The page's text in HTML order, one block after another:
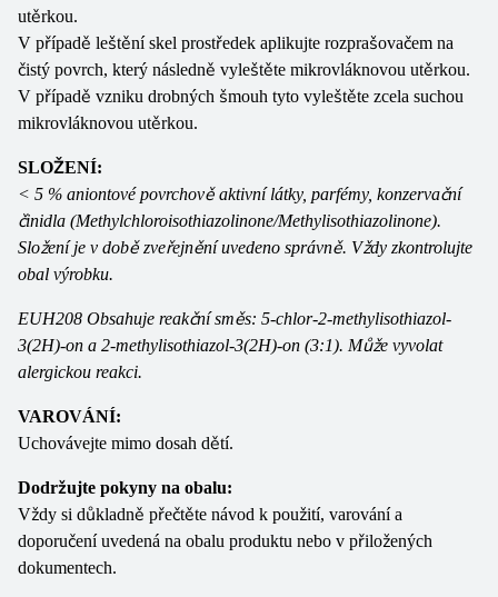
utěrkou.
V případě leštění skel prostředek aplikujte rozprašovačem na
čistý povrch, který následně vyleštěte mikrovláknovou utěrkou.
V případě vzniku drobných šmouh tyto vyleštěte zcela suchou
mikrovláknovou utěrkou.
SLOŽENÍ:
< 5 % aniontové povrchově aktivní látky, parfémy, konzervační
činidla (Methylchloroisothiazolinone/Methylisothiazolinone).
Složení je v době zveřejnění uvedeno správně. Vždy zkontrolujte
obal výrobku.
EUH208 Obsahuje reakční směs: 5-chlor-2-methylisothiazol-
3(2H)-on a 2-methylisothiazol-3(2H)-on (3:1). Může vyvolat
alergickou reakci.
VAROVÁNÍ:
Uchovávejte mimo dosah dětí.
Dodržujte pokyny na obalu:
Vždy si důkladně přečtěte návod k použití, varování a
doporučení uvedená na obalu produktu nebo v přiložených
dokumentech.